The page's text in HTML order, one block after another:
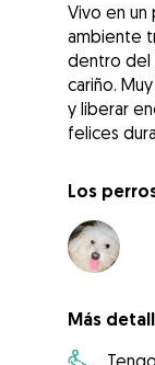
Vivo en un
ambiente
dentro del
cariño.
y liberar
felices
Los
Más